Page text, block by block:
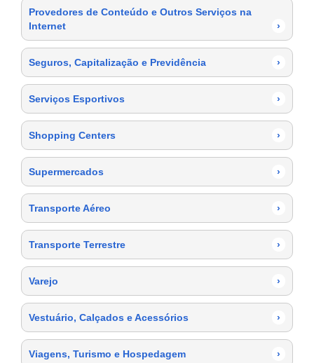
Provedores de Conteúdo e Outros Serviços na
Internet
›
Seguros, Capitalização e Previdência ›
Serviços Esportivos ›
Shopping Centers ›
Supermercados ›
Transporte Aéreo ›
Transporte Terrestre ›
Varejo ›
Vestuário, Calçados e Acessórios ›
Viagens, Turismo e Hospedagem ›